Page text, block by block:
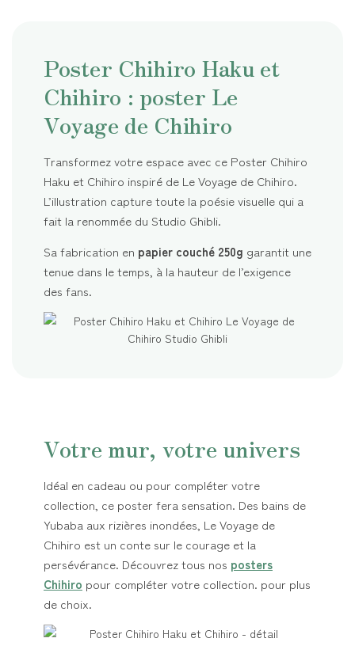
Poster Chihiro Haku et
Chihiro : poster Le
Voyage de Chihiro
Transformez votre espace avec ce Poster Chihiro
Haku et Chihiro inspiré de Le Voyage de Chihiro.
L’illustration capture toute la poésie visuelle qui a
fait la renommée du Studio Ghibli.
Sa fabrication en papier couché 250g garantit une
tenue dans le temps, à la hauteur de l’exigence
des fans.
Votre mur, votre univers
Idéal en cadeau ou pour compléter votre
collection, ce poster fera sensation. Des bains de
Yubaba aux rizières inondées, Le Voyage de
Chihiro est un conte sur le courage et la
persévérance. Découvrez tous nos posters
Chihiro pour compléter votre collection. pour plus
de choix.